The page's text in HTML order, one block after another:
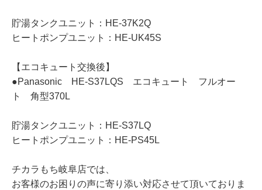
貯湯タンクユニット：HE-37K2Q
ヒートポンプユニット：HE-UK45S
【エコキュート交換後】
●Panasonic HE-S37LQS エコキュート フルオー
ト 角型370L
貯湯タンクユニット：HE-S37LQ
ヒートポンプユニット：HE-PS45L
チカラもち岐阜店では、
お客様のお困りの声に寄り添い対応させて頂いておりま